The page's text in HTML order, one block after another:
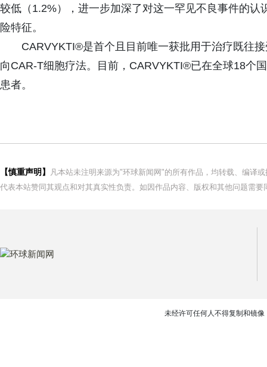
较低（1.2%），进一步加深了对这一罕见不良事件的
险特征。
CARVYKTI®是首个且目前唯一获批用于治疗既往
向CAR-T细胞疗法。目前，CARVYKTI®已在全球18个
患者。
【慎重声明】
凡本站未注明来源为"环球新闻网"的所有作品，均转载、编译
代表本站赞同其观点和对其真实性负责。如因作品内容、版权和其他问题需
未经许可任何人不得复制和镜